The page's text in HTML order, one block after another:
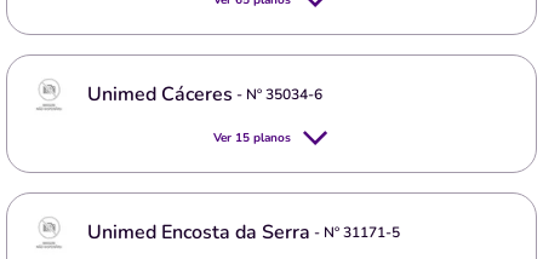
Unimed Cáceres - Nº35034-6
Ver 15 planos
Unimed Encosta da Serra - Nº31171-5